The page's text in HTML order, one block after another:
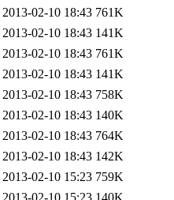
2013-02-10 18:43 761K
2013-02-10 18:43 141K
2013-02-10 18:43 761K
2013-02-10 18:43 141K
2013-02-10 18:43 758K
2013-02-10 18:43 140K
2013-02-10 18:43 764K
2013-02-10 18:43 142K
2013-02-10 15:23 759K